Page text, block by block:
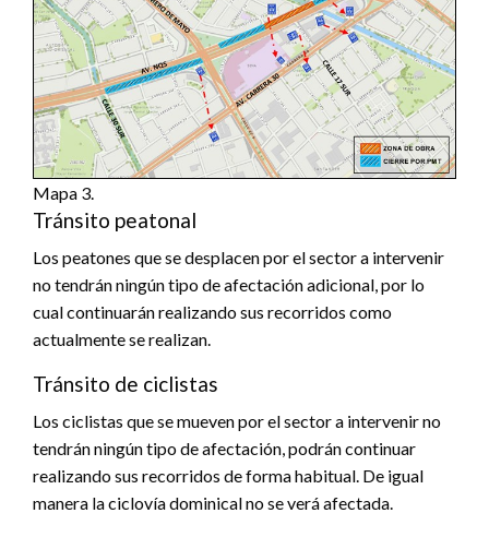
Mapa 3.
Tránsito peatonal
Los peatones que se desplacen por el sector a intervenir
no tendrán ningún tipo de afectación adicional, por lo
cual continuarán realizando sus recorridos como
actualmente se realizan.
Tránsito de ciclistas
Los ciclistas que se mueven por el sector a intervenir no
tendrán ningún tipo de afectación, podrán continuar
realizando sus recorridos de forma habitual. De igual
manera la ciclovía dominical no se verá afectada.